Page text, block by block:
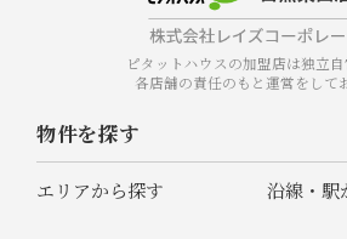
ピタットハウスの加盟店は独立自
各店舗の責任のもと運営をして
物件を探す
エリアから探す 沿線・駅